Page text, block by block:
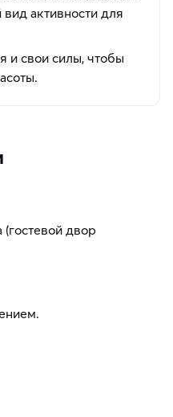
активности для
и свои силы, чтобы
двор